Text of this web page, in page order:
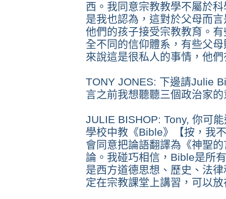
西。我同意宗教教學不屬於
是我也認為，這對於父母而
他們的孩子接受宗教教育。
全不同的信仰體系，有些父
來說這是很私人的事情，他
TONY JONES: 下邊請Julie
言之前我想聽聽三個政治家
JULIE BISHOP: Tony, 你可
學校中教《Bible》【按，我
會同意把論語翻譯為《神聖
論。我碰巧相信，Bible是所
是西方道德思想、歷史、法
定在宗教課堂上講習，可以